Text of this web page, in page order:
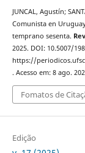
JUNCAL, Agustín;
Comunista en
temprano sesenta.
2025. DOI: 10.5007/
https://
. Acesso em: 8 ago.
Fomatos de
Edição